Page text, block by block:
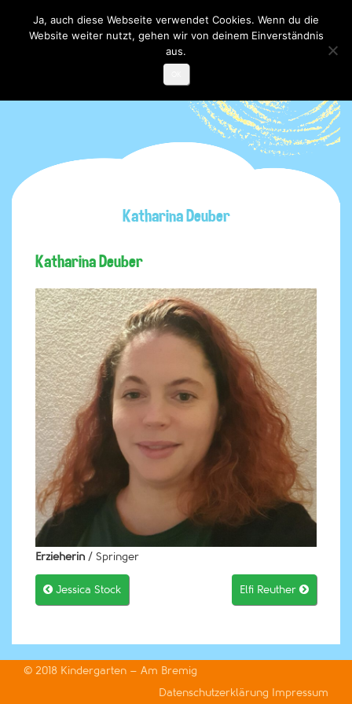
Toggle

Katharina Deuber
Katharina Deuber
Erzieherin / Springer
 Jessica Stock Elfi Reuther 
© 2018 Kindergarten – Am Bremig
Datenschutzerklärung Impressum
Ja, auch diese Webseite verwendet Cookies. Wenn du die
Website weiter nutzt, gehen wir von deinem Einverständnis
aus.